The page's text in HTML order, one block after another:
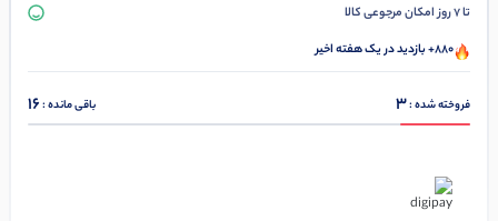
تا 7 روز امکان مرجوعی کالا
880+ بازدید در یک هفته اخیر
فروخته شده :3 باقی مانده :16